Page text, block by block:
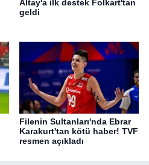
Altay'a ilk destek Folkart'tan
geldi
Filenin Sultanları'nda Ebrar
Karakurt'tan kötü haber! TVF
resmen açıkladı